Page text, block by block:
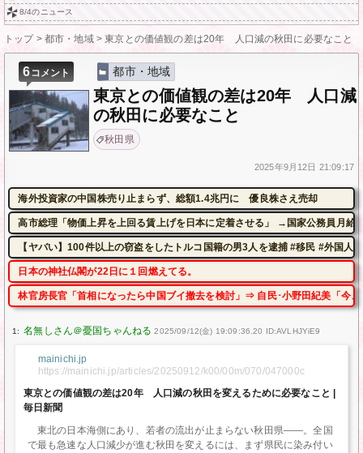
8/4のニュース
トップ> 都市・地域>東京との価値観の差は20年 人口減の秋田に必要なこと
6コメント 都市・地域
東京との価値観の差は20年 人口減
の秋田に必要なこと
秋田県
2025年9月12日 21:09:17
海外投資家の中国株売り止まらず、総額1.4兆円に 優良株さえ売却
高市総理「物価上昇を上回る賃上げを日本に定着させる」 →国家公務員月給
【ヤバい】100件以上の窃盗をしたトルコ国籍の男3人を逮捕 #移民 #外国人
日本の神社仏閣が22日に１回燃えてる。
林官房長官「首相になったら中国ブイ撤去を検討」⇒ 自民･小野田紀美「今
1: 2025/09/12(金) 19:09:36.20 ID:AVLHJYiE9
mainichi.jp
https://mainichi.jp/articles/20250912/k00/00m/070/047000c
東京との価値観の差は20年 人口減の秋田を変えるために必要なこと |
毎日新聞
東北の日本海側にあり、若者の流出が止まらない秋田県――。全国
で最も急速な人口減少が進む秋田を変えるには、まず県民に染み付い